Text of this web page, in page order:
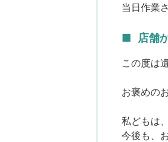
当日作業
店舗
この度は
お褒めの
私どもは
今後も、